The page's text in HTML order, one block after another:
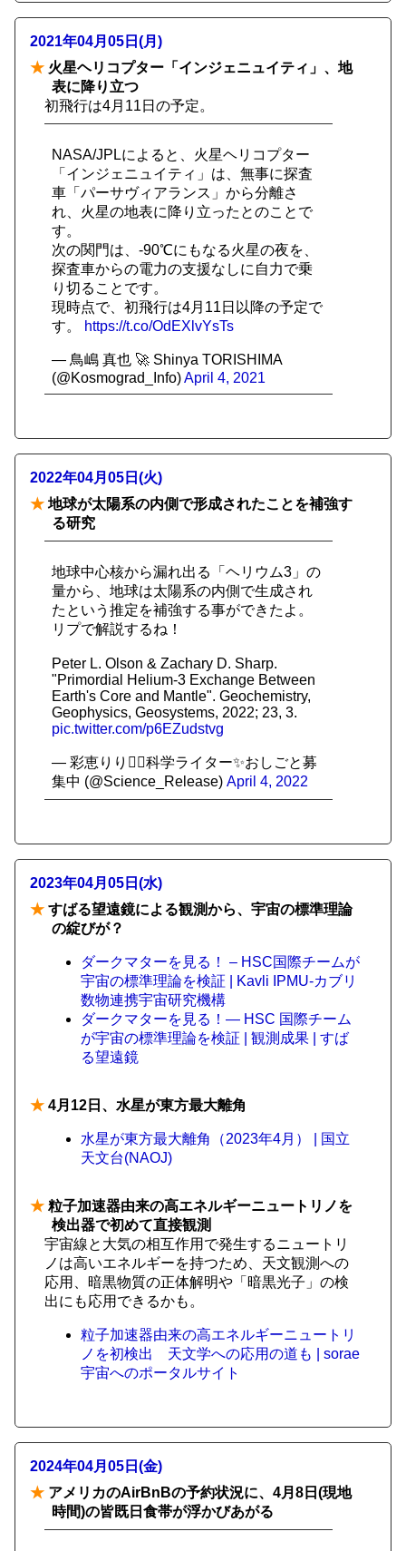
2021年04月05日(月)
★ 火星ヘリコプター「インジェニュイティ」、地
表に降り立つ
初飛行は4月11日の予定。
NASA/JPLによると、火星ヘリコプター
「インジェニュイティ」は、無事に探査
車「パーサヴィアランス」から分離さ
れ、火星の地表に降り立ったとのことで
す。
次の関門は、-90℃にもなる火星の夜を、
探査車からの電力の支援なしに自力で乗
り切ることです。
現時点で、初飛行は4月11日以降の予定で
す。
https://t.co/OdEXlvYsTs
— 鳥嶋 真也 🚀 Shinya TORISHIMA
(@Kosmograd_Info)April 4, 2021
2022年04月05日(火)
★ 地球が太陽系の内側で形成されたことを補強す
る研究
地球中心核から漏れ出る「ヘリウム3」の
量から、地球は太陽系の内側で生成され
たという推定を補強する事ができたよ。
リプで解説するね！
Peter L. Olson & Zachary D. Sharp.
"Primordial Helium-3 Exchange Between
Earth's Core and Mantle". Geochemistry,
Geophysics, Geosystems, 2022; 23, 3.
pic.twitter.com/p6EZudstvg
— 彩恵りり🧚‍♀️科学ライター✨おしごと募
集中 (@Science_Release) April 4, 2022
2023年04月05日(水)
★ すばる望遠鏡による観測から、宇宙の標準理論
の綻びが？
ダークマターを見る！ – HSC国際チームが
宇宙の標準理論を検証 | Kavli IPMU-カブリ
数物連携宇宙研究機構
ダークマターを見る！― HSC 国際チーム
が宇宙の標準理論を検証 | 観測成果 | すば
る望遠鏡
★ 4月12日、水星が東方最大離角
水星が東方最大離角（2023年4月） | 国立
天文台(NAOJ)
★ 粒子加速器由来の高エネルギーニュートリノを
検出器で初めて直接観測
宇宙線と大気の相互作用で発生するニュートリ
ノは高いエネルギーを持つため、天文観測への
応用、暗黒物質の正体解明や「暗黒光子」の検
出にも応用できるかも。
粒子加速器由来の高エネルギーニュートリ
ノを初検出 天文学への応用の道も | sorae
宇宙へのポータルサイト
2024年04月05日(金)
★ アメリカのAirBnBの予約状況に、4月8日(現地
時間)の皆既日食帯が浮かびあがる